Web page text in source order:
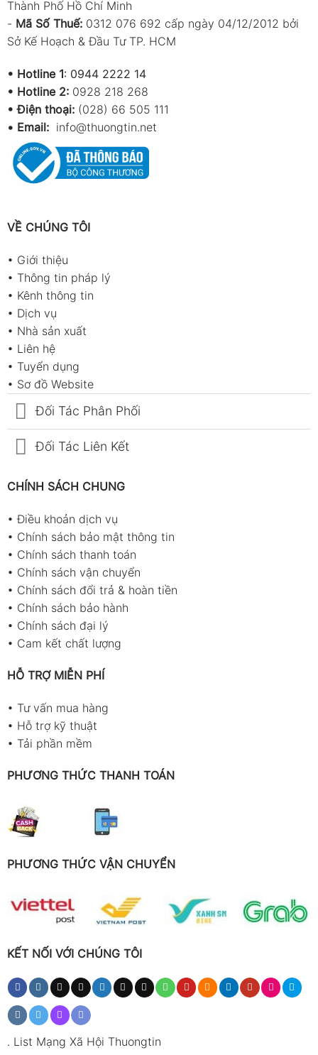
Thành Phố Hồ Chí Minh
- Mã Số Thuế: 0312 076 692 cấp ngày 04/12/2012 bởi
Sở Kế Hoạch & Đầu Tư TP. HCM
• Hotline 1: 0944 2222 14
• Hotline 2: 0928 218 268
• Điện thoại: (028) 66 505 111
• Email: info@thuongtin.net
VỀ CHÚNG TÔI
• Giới thiệu
• Thông tin pháp lý
• Kênh thông tin
• Dịch vụ
• Nhà sản xuất
• Liên hệ
• Tuyển dụng
• Sơ đồ Website
Đối Tác Phân Phối
Đối Tác Liên Kết
CHÍNH SÁCH CHUNG
•Điều khoản dịch vụ
• Chính sách bảo mật thông tin
• Chính sách thanh toán
• Chính sách vận chuyển
• Chính sách đổi trả & hoàn tiền
• Chính sách bảo hành
• Chính sách đại lý
• Cam kết chất lượng
HỖ TRỢ MIỄN PHÍ
• Tư vấn mua hàng
• Hỗ trợ kỹ thuật
• Tải phần mềm
PHƯƠNG THỨC THANH TOÁN
PHƯƠNG THỨC VẬN CHUYỂN
KẾT NỐI VỚI CHÚNG TÔI
. List Mạng Xã Hội Thuongtin